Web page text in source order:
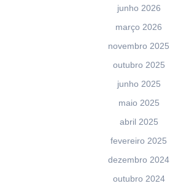
junho 2026
março 2026
novembro 2025
outubro 2025
junho 2025
maio 2025
abril 2025
fevereiro 2025
dezembro 2024
outubro 2024